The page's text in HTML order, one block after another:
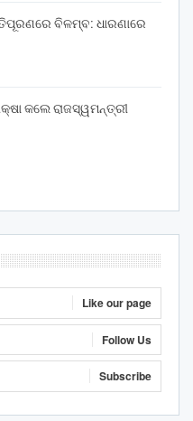
ବିଳମ୍ବ: ଧାରଣାରେ
କଲେ ରାଜସ୍ୱମନ୍ତ୍ରୀ
Like our page
Follow Us
Subscribe